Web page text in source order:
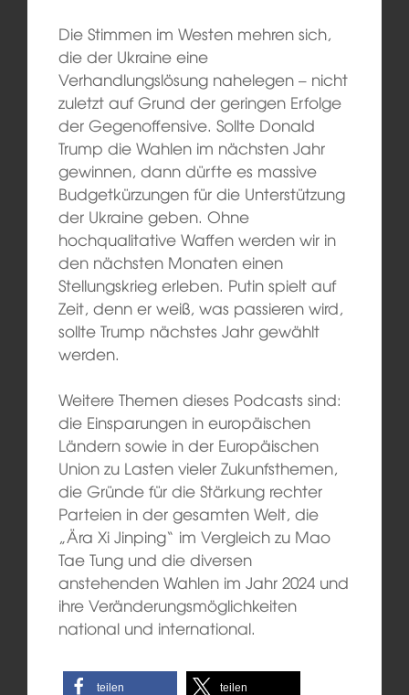
Die Stimmen im Westen mehren sich,
die der Ukraine eine
Verhandlungslösung nahelegen – nicht
zuletzt auf Grund der geringen Erfolge
der Gegenoffensive. Sollte Donald
Trump die Wahlen im nächsten Jahr
gewinnen, dann dürfte es massive
Budgetkürzungen für die Unterstützung
der Ukraine geben. Ohne
hochqualitative Waffen werden wir in
den nächsten Monaten einen
Stellungskrieg erleben. Putin spielt auf
Zeit, denn er weiß, was passieren wird,
sollte Trump nächstes Jahr gewählt
werden.
Weitere Themen dieses Podcasts sind:
die Einsparungen in europäischen
Ländern sowie in der Europäischen
Union zu Lasten vieler Zukunfsthemen,
die Gründe für die Stärkung rechter
Parteien in der gesamten Welt, die
„Ära Xi Jinping“ im Vergleich zu Mao
Tae Tung und die diversen
anstehenden Wahlen im Jahr 2024 und
ihre Veränderungsmöglichkeiten
national und international.
teilen teilen